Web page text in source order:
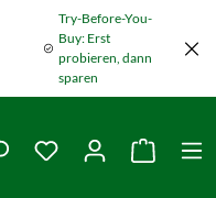
Try-Before-You-
Buy: Erst
probieren, dann
sparen
Du hast 0